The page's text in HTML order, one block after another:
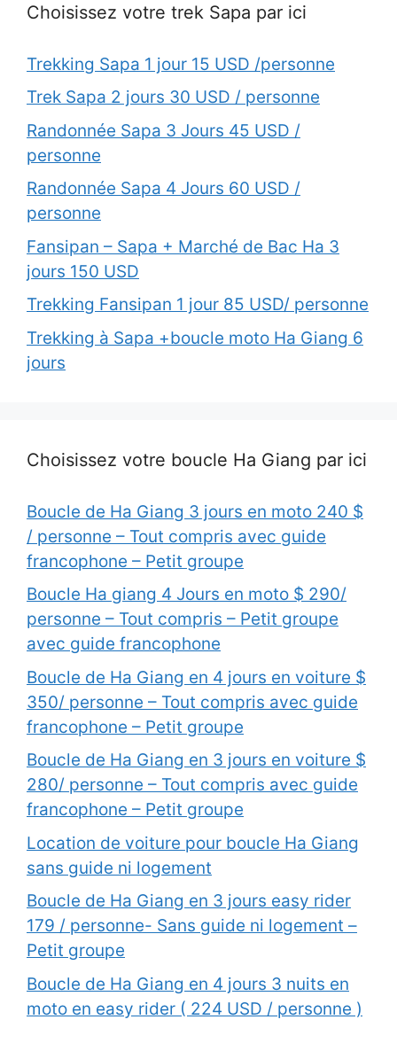
Choisissez votre trek Sapa par ici
Trekking Sapa 1 jour 15 USD /personne
Trek Sapa 2 jours 30 USD / personne
Randonnée Sapa 3 Jours 45 USD /
personne
Randonnée Sapa 4 Jours 60 USD /
personne
Fansipan – Sapa + Marché de Bac Ha 3
jours 150 USD
Trekking Fansipan 1 jour 85 USD/ personne
Trekking à Sapa +boucle moto Ha Giang 6
jours
Choisissez votre boucle Ha Giang par ici
Boucle de Ha Giang 3 jours en moto 240 $
/ personne – Tout compris avec guide
francophone – Petit groupe
Boucle Ha giang 4 Jours en moto $ 290/
personne – Tout compris – Petit groupe
avec guide francophone
Boucle de Ha Giang en 4 jours en voiture $
350/ personne – Tout compris avec guide
francophone – Petit groupe
Boucle de Ha Giang en 3 jours en voiture $
280/ personne – Tout compris avec guide
francophone – Petit groupe
Location de voiture pour boucle Ha Giang
sans guide ni logement
Boucle de Ha Giang en 3 jours easy rider
179 / personne- Sans guide ni logement –
Petit groupe
Boucle de Ha Giang en 4 jours 3 nuits en
moto en easy rider ( 224 USD / personne )